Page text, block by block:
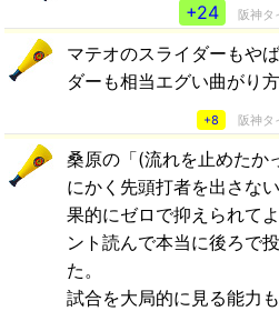
+24
阪神タ
マテオのスライダーもや
ダーも相当エグい曲がり
+8 阪神タ
桑原の「(流れを止めたか
にかく先頭打者を出さな
果的にゼロで抑えられて
ント読んで本当に後ろで
た。
試合を大局的に見る能力